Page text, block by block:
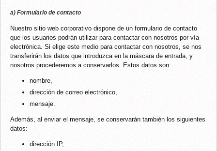
a) Formulario de contacto
Nuestro sitio web corporativo dispone de un formulario de contacto
que los usuarios podrán utilizar para contactar con nosotros por vía
electrónica. Si elige este medio para contactar con nosotros, se nos
transferirán los datos que introduzca en la máscara de entrada, y
nosotros procederemos a conservarlos. Estos datos son:
nombre,
dirección de correo electrónico,
mensaje.
Además, al enviar el mensaje, se conservarán también los siguientes
datos:
dirección IP,